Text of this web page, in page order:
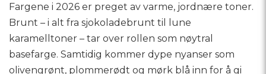
Fargene i 2026 er preget av varme, jordnære toner.
Brunt – i alt fra sjokoladebrunt til lune
karamelltoner – tar over rollen som nøytral
basefarge. Samtidig kommer dype nyanser som
olivengrønt, plommerødt og mørk blå inn for å gi